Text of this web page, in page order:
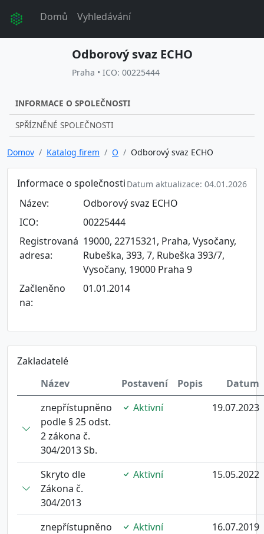
Domů Vyhledávání
Odborový svaz ECHO
Praha • ICO: 00225444
INFORMACE O SPOLEČNOSTI
SPŘÍZNĚNÉ SPOLEČNOSTI
Domov Katalog firem O Odborový svaz ECHO
Informace o společnosti Datum aktualizace: 04.01.2026
Název:
Odborový svaz ECHO
ICO:
00225444
Registrovaná
adresa:
19000, 22715321, Praha, Vysočany,
Rubeška, 393, 7, Rubeška 393/7,
Vysočany, 19000 Praha 9
Začleněno
na:
01.01.2014
Zakladatelé
Název
Postavení Popis
Datum
znepřístupněno
podle § 25 odst.
2 zákona č.
304/2013 Sb.
Aktivní 19.07.2023
Skryto dle
Zákona č.
304/2013
Aktivní 15.05.2022
znepřístupněno
Aktivní 16.07.2019